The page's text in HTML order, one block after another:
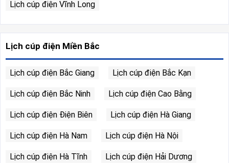
Lịch cúp điện Vĩnh Long
Lịch cúp điện Miền Bắc
Lịch cúp điện Bắc Giang Lịch cúp điện Bắc Kạn
Lịch cúp điện Bắc Ninh Lịch cúp điện Cao Bằng
Lịch cúp điện Điện Biên Lịch cúp điện Hà Giang
Lịch cúp điện Hà Nam Lịch cúp điện Hà Nội
Lịch cúp điện Hà Tĩnh Lịch cúp điện Hải Dương